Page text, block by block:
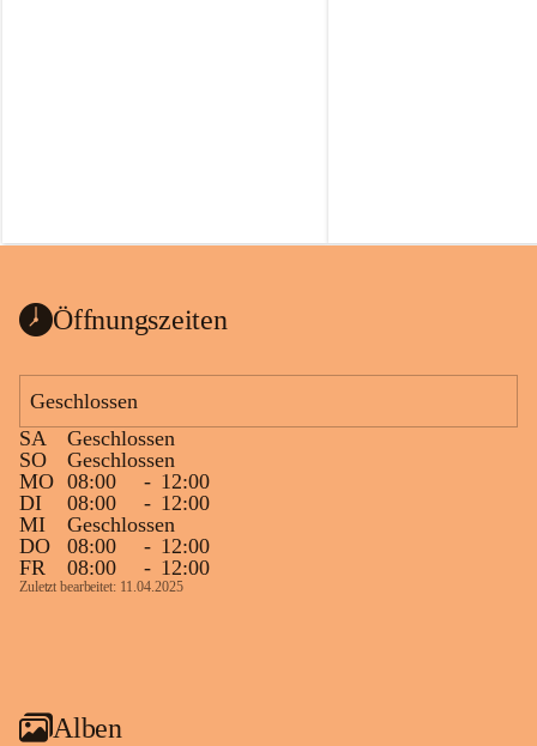
Öffnungszeiten
Geschlossen
SA
Geschlossen
SO
Geschlossen
MO 08:00 - 12:00
DI
08:00 - 12:00
MI
Geschlossen
DO
08:00 - 12:00
FR
08:00 - 12:00
Zuletzt bearbeitet: 11.04.2025
Alben